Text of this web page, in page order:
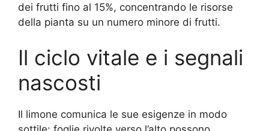
dei frutti fino al 15%, concentrando le risorse
della pianta su un numero minore di frutti.
Il ciclo vitale e i segnali
nascosti
Il limone comunica le sue esigenze in modo